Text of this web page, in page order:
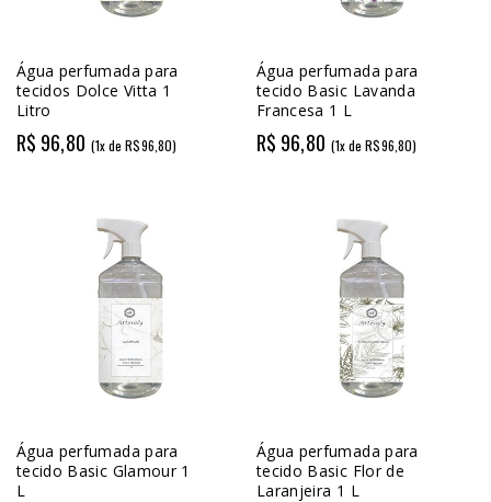
Água perfumada para
tecidos Dolce Vitta 1
Litro
R$ 96,80 (1x de R$96,80)
Água perfumada para
tecido Basic Lavanda
Francesa 1 L
R$ 96,80 (1x de R$96,80)
Água perfumada para
tecido Basic Glamour 1
L
Água perfumada para
tecido Basic Flor de
Laranjeira 1 L